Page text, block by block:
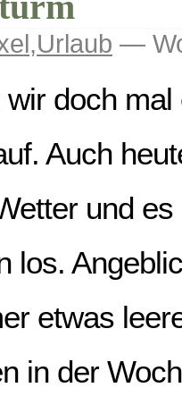
,Urlaub —
doch
Auch
und
los.
etwas
in der